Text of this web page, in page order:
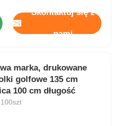
Skontaktuj się z
nami
marka, drukowane
golfowe 135 cm
100 cm długość